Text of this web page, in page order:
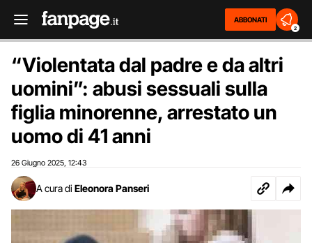
ABBONATI
2
“Violentata dal padre e da altri
uomini”: abusi sessuali sulla
figlia minorenne, arrestato un
uomo di 41 anni
26 Giugno 2025 12:43
A cura di Eleonora Panseri